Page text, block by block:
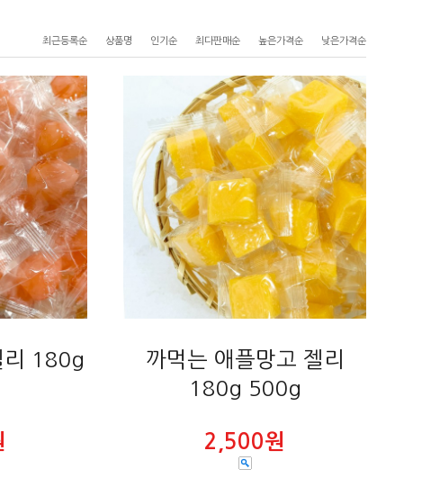
최근등록순 상품명 인기순 최다판매순 높은가격순 낮은가격순
리 180g
까먹는 애플망고 젤리
180g 500g
2,500원